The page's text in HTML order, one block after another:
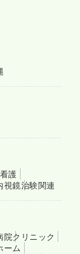
護
視鏡治験関連
院クリニック
ーム